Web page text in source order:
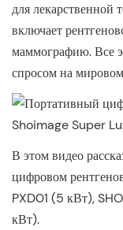
для
включает
маммографию. Все
спросом на
В этом видео
цифровом
PXD01 (5 кВт),
кВт).